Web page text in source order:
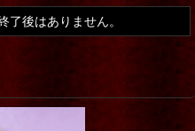
了後はありません。